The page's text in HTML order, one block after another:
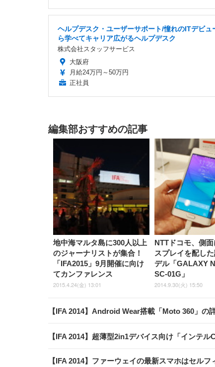
ヘルプデスク・ユーザーサポート/憧れのITデビュ
ら学べてキャリア広がるヘルプデスク
株式会社スタッフサービス
大阪府
月給24万円～50万円
正社員
編集部おすすめの記事
地中海マルタ島に300人以上
のジャーナリストが集合！
「IFA2015」9月開催に向け
てカンファレンス
2015.4.24(金) 13:01
NTTドコモ、側
スプレイを配し
デル「GALAXY
SC-01G」
2014.9.30(火) 15:50
【IFA 2014】Android Wear搭載「Moto 360」の
【IFA 2014】超薄型2in1デバイス向け「インテ
【IFA 2014】ファーウェイの最新スマホはセ